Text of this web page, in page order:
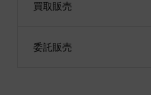
買取販売
委託販売